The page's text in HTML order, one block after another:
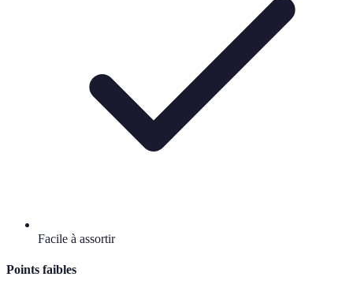
Facile à assortir
Points faibles